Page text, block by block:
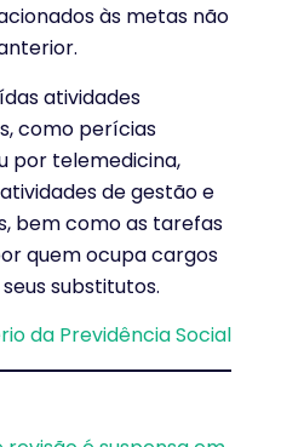
às metas não
atividades
como perícias
por telemedicina,
de gestão e
bem como as tarefas
quem ocupa cargos
substitutos.
da Previdência Social